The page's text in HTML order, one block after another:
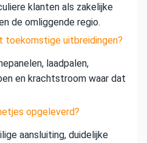
klanten als zakelijke
de omliggende regio.
toekomstige uitbreidingen?
laadpalen,
en krachtstroom waar dat
opgeleverd?
aansluiting, duidelijke